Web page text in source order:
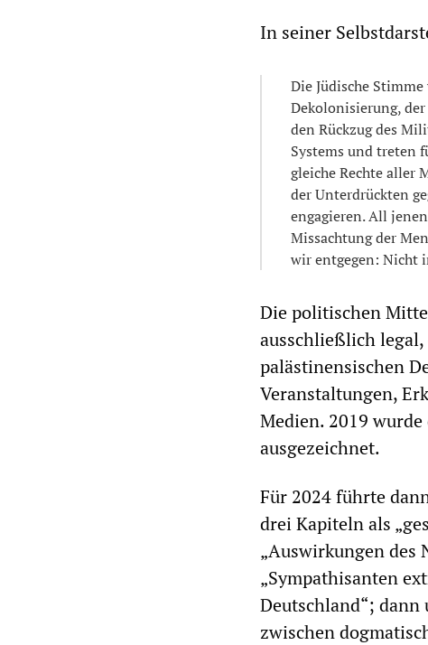
In seiner
Die Jüdische
Dekolonisierung,
den Rückzug des
Systems und treten
gleiche Rechte aller
der Unterdrückten
engagieren. All
Missachtung der
wir entgegen: Nicht
Die politischen
ausschließlich
palästinensischen
Veranstaltungen,
Medien. 2019
ausgezeichnet.
Für 2024 führte
drei Kapiteln als
„Auswirkungen des
„Sympathisanten
Deutschland“; dann
zwischen